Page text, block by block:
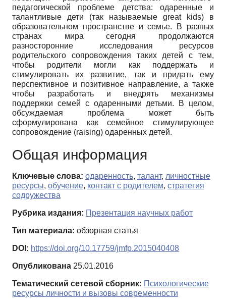
педагогической проблеме детства: одаренные и
талантливые дети (так называемые great kids) в
образовательном пространстве и семье. В разных
странах мира сегодня продолжаются
разносторонние исследования ресурсов
родительского сопровождения таких детей с тем,
чтобы родители могли как поддержать и
стимулировать их развитие, так и придать ему
перспективное и позитивное направление, а также
чтобы разработать и внедрять механизмы
поддержки семей с одаренными детьми. В целом,
обсуждаемая проблема может быть
сформулирована как семейное стимулирующее
сопровождение (raising) одаренных детей.
Общая информация
Ключевые слова: одаренность, талант, личностные
ресурсы, обучение, контакт с родителем, стратегия
содружества
Рубрика издания: Презентация научных работ
Тип материала: обзорная статья
DOI: https://doi.org/10.17759/jmfp.2015040408
Опубликована 25.01.2016
Тематический сетевой сборник: Психологические
ресурсы личности и вызовы современности